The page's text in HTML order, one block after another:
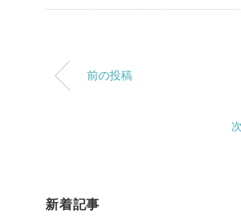
前の投稿
新着記事